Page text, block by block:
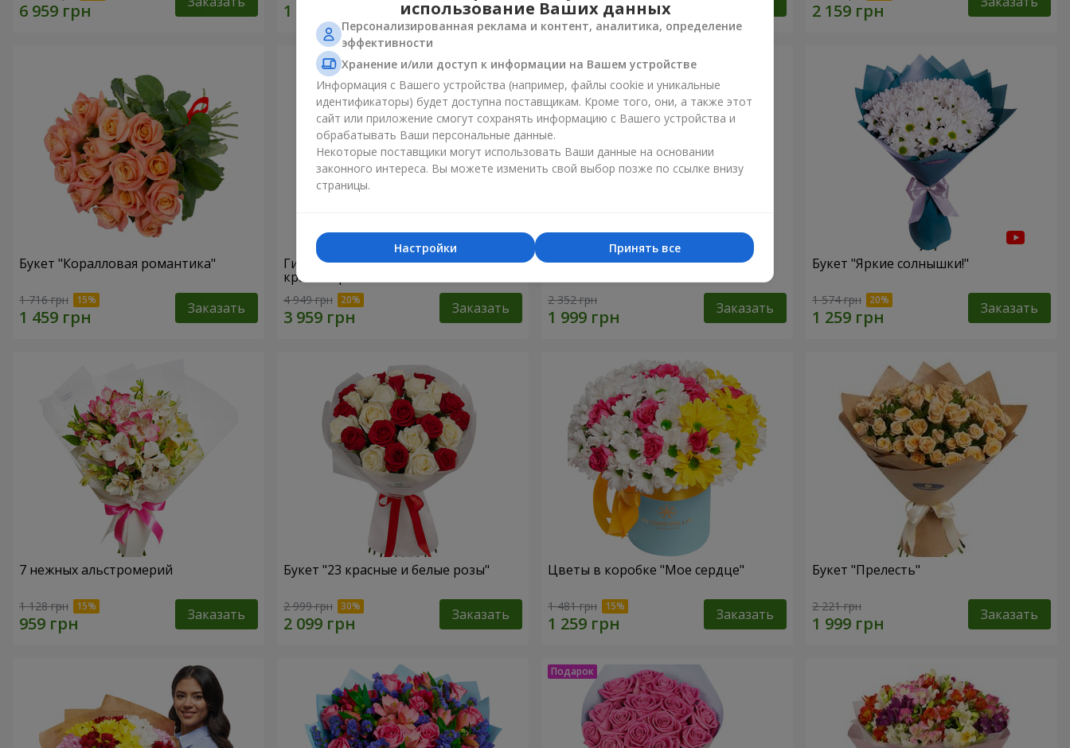
Букет "Коралловая романтика"
1 716 грн Заказать
Гигантский бежевый мишка и 25
красных роз
4 949 грн Заказать
Букет из 21 кремовой розы
2 352 грн Заказать
Букет "Яркие солнышки!"
1 574 грн Заказать
7 нежных альстромерий
1 128 грн Заказать
Букет "23 красные и белые розы"
2 999 грн Заказать
Цветы в коробке "Мое сердце"
1 481 грн Заказать
Букет "Прелесть"
2 221 грн Заказать
использование Ваших данных
Персонализированная реклама и контент, аналитика, определение
эффективности
Хранение и/или доступ к информации на Вашем устройстве
Информация с Вашего устройства (например, файлы cookie и уникальные
идентификаторы) будет доступна поставщикам. Кроме того, они, а также этот
сайт или приложение смогут сохранять информацию с Вашего устройства и
обрабатывать Ваши персональные данные.
Некоторые поставщики могут использовать Ваши данные на основании
законного интереса. Вы можете изменить свой выбор позже по ссылке внизу
страницы.
Принять все
Настройки